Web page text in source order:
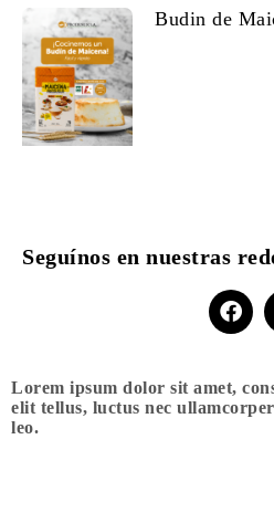
Budin de
Seguínos en nuestras
Lorem ipsum dolor sit amet,
elit tellus, luctus nec
leo.